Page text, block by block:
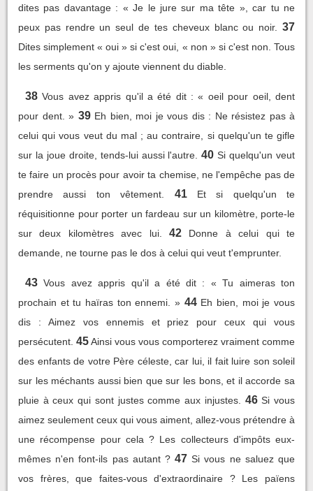
dites pas davantage : « Je le jure sur ma tête », car tu ne
peux pas rendre un seul de tes cheveux blanc ou noir.
37
Dites simplement « oui » si c'est oui, « non » si c'est non. Tous
les serments qu'on y ajoute viennent du diable.
38 Vous avez appris qu'il a été dit : « oeil pour oeil, dent
pour dent. » 39 Eh bien, moi je vous dis : Ne résistez pas à
celui qui vous veut du mal ; au contraire, si quelqu'un te gifle
sur la joue droite, tends-lui aussi l'autre. 40 Si quelqu'un veut
te faire un procès pour avoir ta chemise, ne l'empêche pas de
prendre aussi ton vêtement.
41
Et si quelqu'un te
réquisitionne pour porter un fardeau sur un kilomètre, porte-le
sur deux kilomètres avec lui.
42
Donne à celui qui te
demande, ne tourne pas le dos à celui qui veut t'emprunter.
43 Vous avez appris qu'il a été dit : « Tu aimeras ton
prochain et tu haïras ton ennemi. » 44 Eh bien, moi je vous
dis : Aimez vos ennemis et priez pour ceux qui vous
persécutent. 45Ainsi vous vous comporterez vraiment comme
des enfants de votre Père céleste, car lui, il fait luire son soleil
sur les méchants aussi bien que sur les bons, et il accorde sa
pluie à ceux qui sont justes comme aux injustes.
46 Si vous
aimez seulement ceux qui vous aiment, allez-vous prétendre à
une récompense pour cela ? Les collecteurs d'impôts eux-
mêmes n'en font-ils pas autant ? 47 Si vous ne saluez que
vos frères, que faites-vous d'extraordinaire ? Les païens